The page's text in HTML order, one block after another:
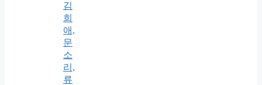
김
희
애,
문
소
리,
류